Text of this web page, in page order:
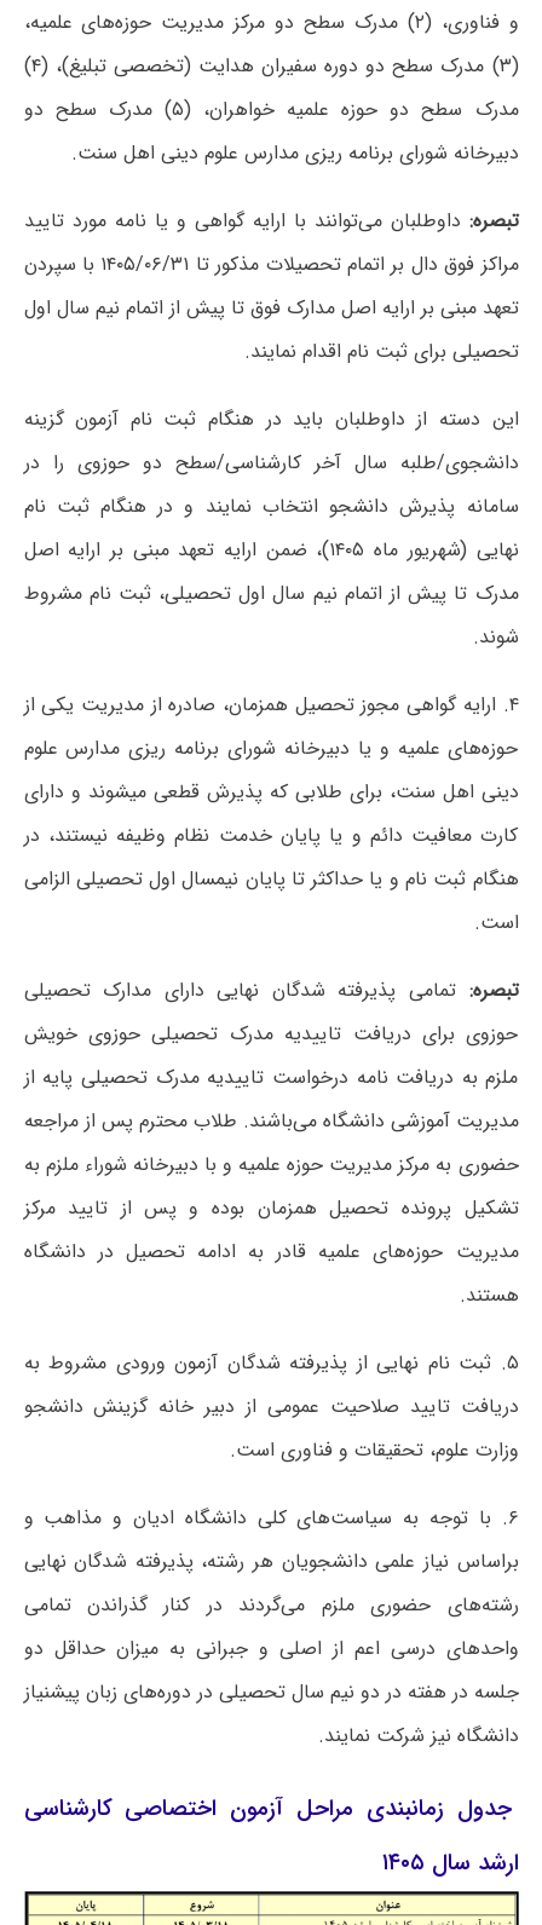
و فناوری، (۲) مدرک سطح دو مرکز مدیریت حوزه‌های علمیه،
(۳) مدرک سطح دو دوره سفیران هدایت (تخصصی تبلیغ)، (۴)
مدرک سطح دو حوزه علمیه خواهران، (۵) مدرک سطح دو
دبیرخانه شورای برنامه ریزی مدارس علوم دینی اهل سنت.
تبصره: داوطلبان می‌توانند با ارایه گواهی و یا نامه مورد تایید
مراکز فوق دال بر اتمام تحصیلات مذکور تا ۱۴۰۵/۰۶/۳۱ با سپردن
تعهد مبنی بر ارایه اصل مدارک فوق تا پیش از اتمام نیم سال اول
تحصیلی برای ثبت نام اقدام نمایند.
این دسته از داوطلبان باید در هنگام ثبت نام آزمون گزینه
دانشجوی/طلبه سال آخر کارشناسی/سطح دو حوزوی را در
سامانه پذیرش دانشجو انتخاب نمایند و در هنگام ثبت نام
نهایی (شهریور ماه ۱۴۰۵)، ضمن ارایه تعهد مبنی بر ارایه اصل
مدرک تا پیش از اتمام نیم سال اول تحصیلی، ثبت نام مشروط
شوند.
۴. ارایه گواهی مجوز تحصیل همزمان، صادره از مدیریت یکی از
حوزه‌های علمیه و یا دبیرخانه شورای برنامه ریزی مدارس علوم
دینی اهل سنت، برای طلابی که پذیرش قطعی میشوند و دارای
کارت معافیت دائم و یا پایان خدمت نظام وظیفه نیستند، در
هنگام ثبت نام و یا حداکثر تا پایان نیمسال اول تحصیلی الزامی
است.
تبصره: تمامی پذیرفته شدگان نهایی دارای مدارک تحصیلی
حوزوی برای دریافت تاییدیه مدرک تحصیلی حوزوی خویش
ملزم به دریافت نامه درخواست تاییدیه مدرک تحصیلی پایه از
مدیریت آموزشی دانشگاه می‌باشند. طلاب محترم پس از مراجعه
حضوری به مرکز مدیریت حوزه علمیه و با دبیرخانه شوراء ملزم به
تشکیل پرونده تحصیل همزمان بوده و پس از تایید مرکز
مدیریت حوزه‌های علمیه قادر به ادامه تحصیل در دانشگاه
هستند.
۵. ثبت نام نهایی از پذیرفته شدگان آزمون ورودی مشروط به
دریافت تایید صلاحیت عمومی از دبیر خانه گزینش دانشجو
وزارت علوم، تحقیقات و فناوری است.
۶. با توجه به سیاست‌های کلی دانشگاه ادیان و مذاهب و
براساس نیاز علمی دانشجویان هر رشته، پذیرفته شدگان نهایی
رشته‌های حضوری ملزم می‌گردند در کنار گذراندن تمامی
واحدهای درسی اعم از اصلی و جبرانی به میزان حداقل دو
جلسه در هفته در دو نیم سال تحصیلی در دوره‌های زبان پیشنیاز
دانشگاه نیز شرکت نمایند.
جدول زمانبندی مراحل آزمون اختصاصی کارشناسی
ارشد سال ۱۴۰۵